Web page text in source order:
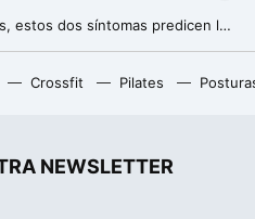
Aunque se consideran sanos, estos dos síntomas predicen la demencia: pueden presentarse hasta 11 años antes y no están relacionados con la pérdida de memoria
Crossfit Pilates
NEWSLETTER